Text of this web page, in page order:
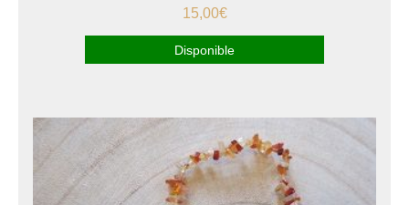
15,00€
Disponible